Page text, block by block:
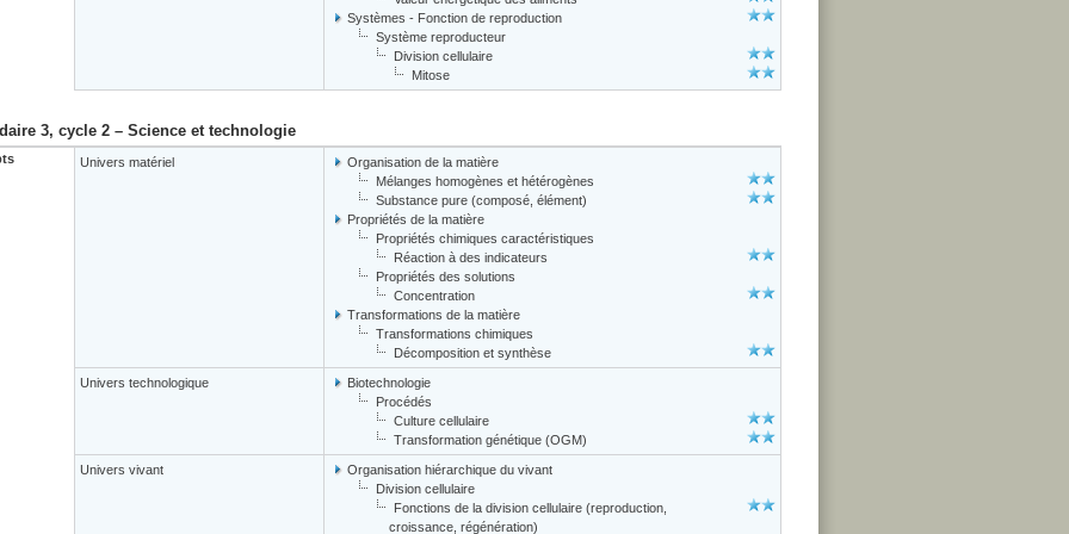
Systèmes - Fonction de reproduction
Système reproducteur
Division cellulaire
Mitose
3, cycle 2 – Science et technologie
Univers matériel
Organisation de la matière
Mélanges homogènes et hétérogènes
Substance pure (composé, élément)
Propriétés de la matière
Propriétés chimiques caractéristiques
Réaction à des indicateurs
Propriétés des solutions
Concentration
Transformations de la matière
Transformations chimiques
Décomposition et synthèse
Univers technologique
Biotechnologie
Procédés
Culture cellulaire
Transformation génétique (OGM)
Univers vivant
Organisation hiérarchique du vivant
Division cellulaire
Fonctions de la division cellulaire (reproduction,
croissance, régénération)